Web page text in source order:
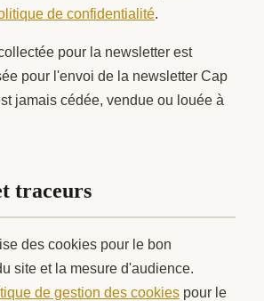
de confidentialité.
pour la newsletter est
pour l'envoi de la newsletter Cap
jamais cédée, vendue ou louée à
traceurs
des cookies pour le bon
site et la mesure d'audience.
de gestion des cookies pour le